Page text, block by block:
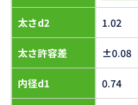
太さd2
太さ許容差
内径d1
1.02
±0.08
0.74